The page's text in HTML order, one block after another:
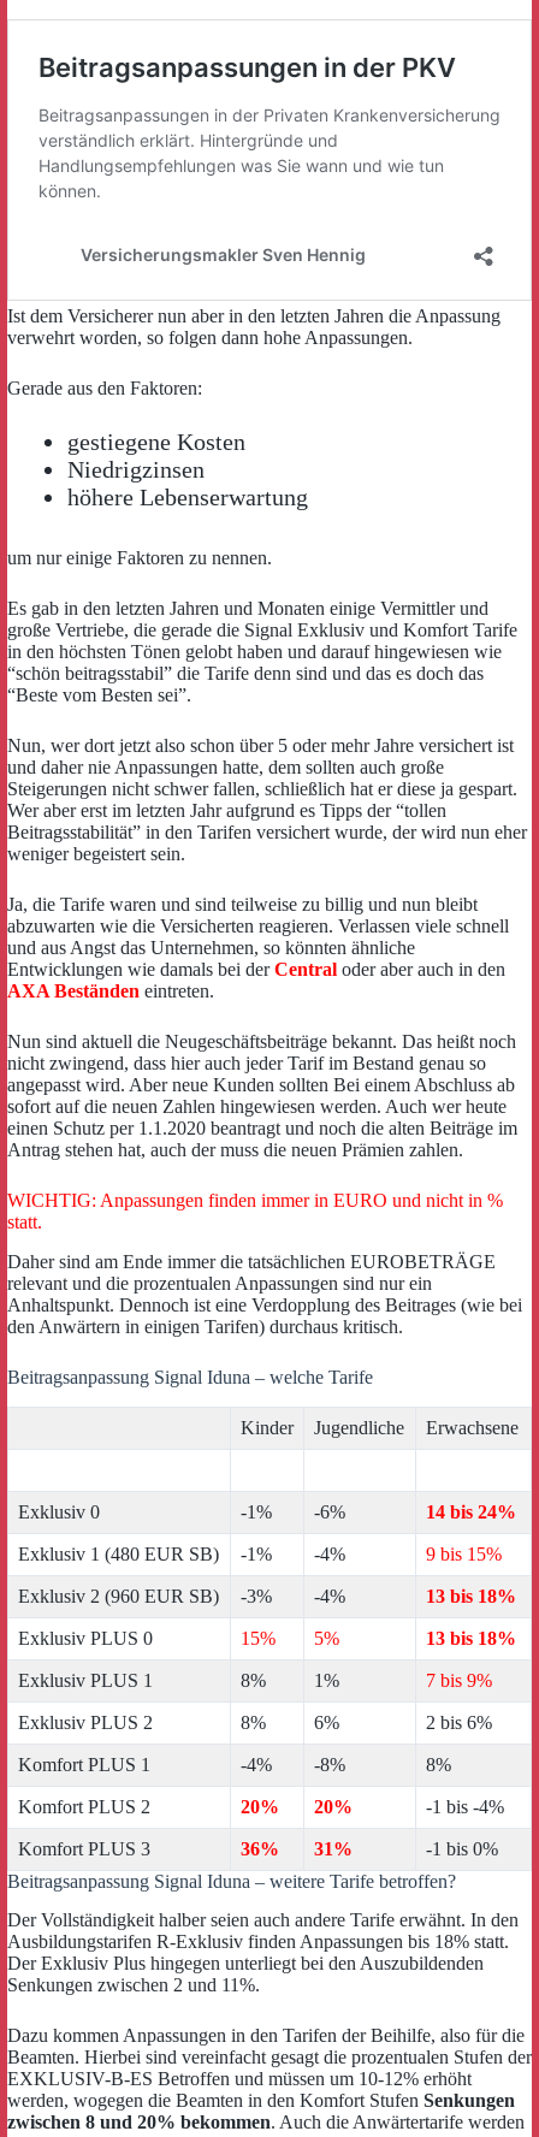
Ist dem Versicherer nun aber in den letzten Jahren die Anpassung
verwehrt worden, so folgen dann hohe Anpassungen.
Gerade aus den Faktoren:
gestiegene Kosten
Niedrigzinsen
höhere Lebenserwartung
um nur einige Faktoren zu nennen.
Es gab in den letzten Jahren und Monaten einige Vermittler und
große Vertriebe, die gerade die Signal Exklusiv und Komfort Tarife
in den höchsten Tönen gelobt haben und darauf hingewiesen wie
“schön beitragsstabil” die Tarife denn sind und das es doch das
“Beste vom Besten sei”.
Nun, wer dort jetzt also schon über 5 oder mehr Jahre versichert ist
und daher nie Anpassungen hatte, dem sollten auch große
Steigerungen nicht schwer fallen, schließlich hat er diese ja gespart.
Wer aber erst im letzten Jahr aufgrund es Tipps der “tollen
Beitragsstabilität” in den Tarifen versichert wurde, der wird nun eher
weniger begeistert sein.
Ja, die Tarife waren und sind teilweise zu billig und nun bleibt
abzuwarten wie die Versicherten reagieren. Verlassen viele schnell
und aus Angst das Unternehmen, so könnten ähnliche
Entwicklungen wie damals bei derCentral oder aber auch in den
AXA Beständen eintreten.
Nun sind aktuell die Neugeschäftsbeiträge bekannt. Das heißt noch
nicht zwingend, dass hier auch jeder Tarif im Bestand genau so
angepasst wird. Aber neue Kunden sollten Bei einem Abschluss ab
sofort auf die neuen Zahlen hingewiesen werden. Auch wer heute
einen Schutz per 1.1.2020 beantragt und noch die alten Beiträge im
Antrag stehen hat, auch der muss die neuen Prämien zahlen.
WICHTIG: Anpassungen finden immer in EURO und nicht in %
statt.
Daher sind am Ende immer die tatsächlichen EUROBETRÄGE
relevant und die prozentualen Anpassungen sind nur ein
Anhaltspunkt. Dennoch ist eine Verdopplung des Beitrages (wie bei
den Anwärtern in einigen Tarifen) durchaus kritisch.
Beitragsanpassung Signal Iduna – welche Tarife
Kinder Jugendliche Erwachsene
Exklusiv 0 -1% -6% 14 bis 24%
Exklusiv 1 (480 EUR SB) -1% -4% 9 bis 15%
Exklusiv 2 (960 EUR SB) -3% -4% 13 bis 18%
Exklusiv PLUS 0 15% 5% 13 bis 18%
Exklusiv PLUS 1 8% 1% 7 bis 9%
Exklusiv PLUS 2 8% 6% 2 bis 6%
Komfort PLUS 1 -4% -8% 8%
Komfort PLUS 2 20% 20% -1 bis -4%
Komfort PLUS 3 36% 31%
-1 bis 0%
Beitragsanpassung Signal Iduna – weitere Tarife betroffen?
Der Vollständigkeit halber seien auch andere Tarife erwähnt. In den
Ausbildungstarifen R-Exklusiv finden Anpassungen bis 18% statt.
Der Exklusiv Plus hingegen unterliegt bei den Auszubildenden
Senkungen zwischen 2 und 11%.
Dazu kommen Anpassungen in den Tarifen der Beihilfe, also für die
Beamten. Hierbei sind vereinfacht gesagt die prozentualen Stufen der
EXKLUSIV-B-ES Betroffen und müssen um 10-12% erhöht
werden, wogegen die Beamten in den Komfort Stufen Senkungen
zwischen 8 und 20% bekommen. Auch die Anwärtertarife werden